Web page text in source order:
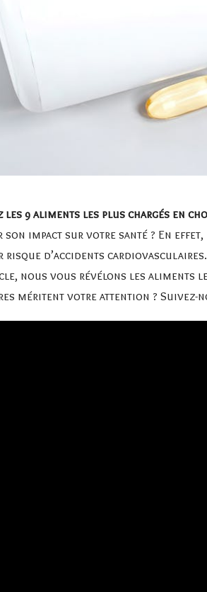
les 9 aliments les plus chargés en
son impact sur votre santé ? En
risque d’accidents
nous vous révélons les aliments
méritent votre attention ? Suivez-